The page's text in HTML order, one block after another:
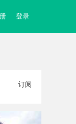
登录
订阅